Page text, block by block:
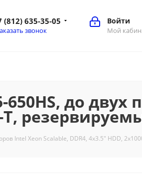
Войти
(812) 635-35-05
звонок
до двух
T,
Intel Xeon Scalable, DDR4, 4x3.5" HDD,